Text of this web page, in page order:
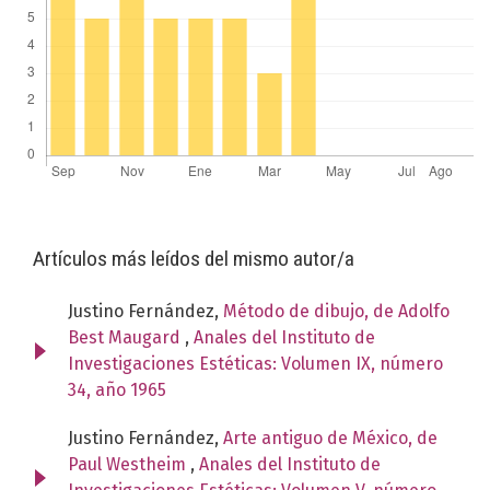
Artículos más leídos del mismo autor/a
Justino Fernández, Método de dibujo, de Adolfo
Best Maugard , Anales del Instituto de
Investigaciones Estéticas: Volumen IX, número
34, año 1965
Justino Fernández, Arte antiguo de México, de
Paul Westheim , Anales del Instituto de